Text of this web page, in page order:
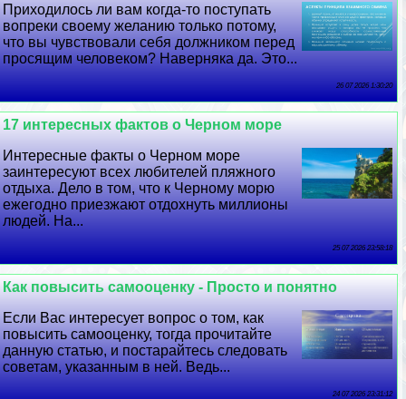
Приходилось ли вам когда-то поступать
вопреки своему желанию только потому,
что вы чувствовали себя должником перед
просящим человеком? Наверняка да. Это...
26 07 2026 1:30:20
17 интересных фактов о Черном море
Интересные факты о Черном море
заинтересуют всех любителей пляжного
отдыха. Дело в том, что к Черному морю
ежегодно приезжают отдохнуть миллионы
людей. На...
25 07 2026 23:58:18
Как повысить самооценку - Просто и понятно
Если Вас интересует вопрос о том, как
повысить самооценку, тогда прочитайте
данную статью, и постарайтесь следовать
советам, указанным в ней. Ведь...
24 07 2026 23:31:12